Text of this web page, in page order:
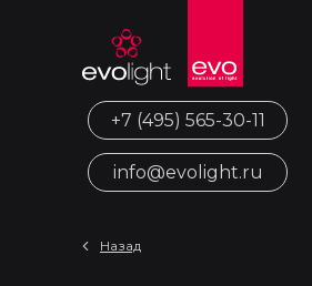
info@evolight.ru
+7 (495) 565-30-11
Назад